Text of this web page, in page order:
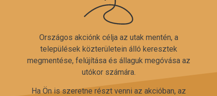
Országos akciónk célja az utak mentén, a
települések közterületein álló keresztek
megmentése, felújítása és állaguk megóvása az
utókor számára.
Ha Ön is szeretne részt venni az akcióban, az